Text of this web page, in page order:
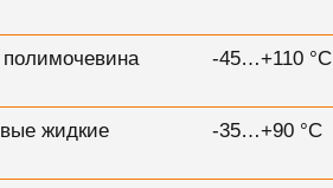
-45…+110 °C
жидкие
-35…+90 °C